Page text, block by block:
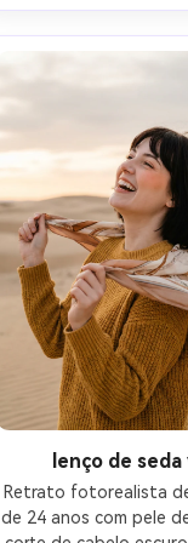
reflexos de
iluminação mista:
cian com
suave, Canon EOS R6
corpo, vibração
vida noturna, pele
realistas, detalhes
resolução-AR
lenço de
Retrato fotorealista
de 24 anos com pele